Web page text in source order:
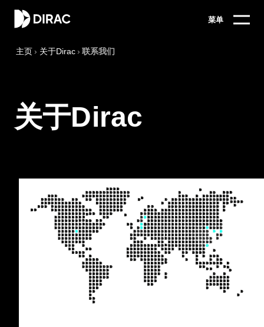
菜单
主页 › 关于Dirac › 联系我们
关于Dirac